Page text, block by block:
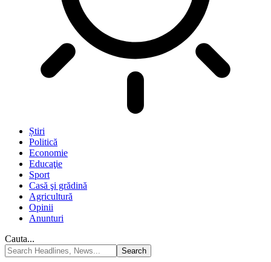
Știri
Politică
Economie
Educaţie
Sport
Casă şi grădină
Agricultură
Opinii
Anunturi
Cauta...